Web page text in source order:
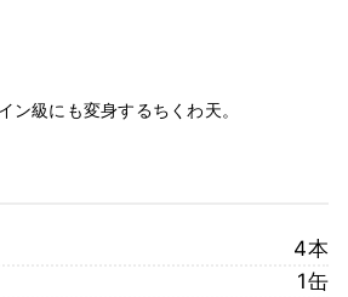
ン級にも変身するちくわ天。
4本
1缶